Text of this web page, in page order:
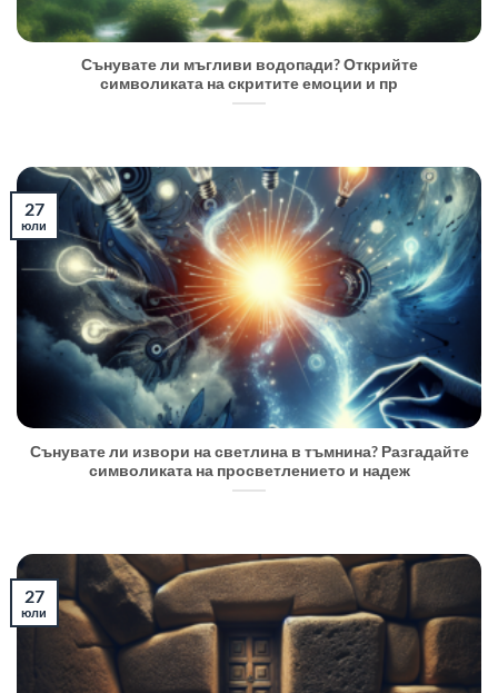
Сънувате ли мъгливи водопади? Открийте
символиката на скритите емоции и пр
Сънувате ли извори на светлина в тъмнина? Разгадайте
символиката на просветлението и надеж
27
юли
27
юли